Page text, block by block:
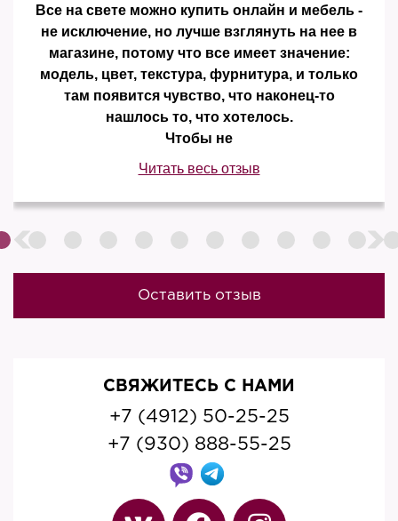
Все на свете можно купить онлайн и мебель -
не исключение, но лучше взглянуть на нее в
магазине, потому что все имеет значение:
модель, цвет, текстура, фурнитура, и только
там появится чувство, что наконец-то
нашлось то, что хотелось.
Чтобы не
Читать весь отзыв
Оставить отзыв
СВЯЖИТЕСЬ С НАМИ
+7 (4912) 50-25-25
+7 (930) 888-55-25